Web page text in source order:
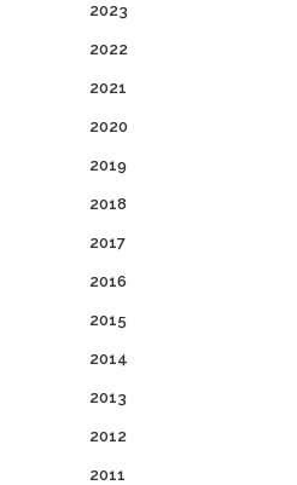
2023
2022
2021
2020
2019
2018
2017
2016
2015
2014
2013
2012
2011